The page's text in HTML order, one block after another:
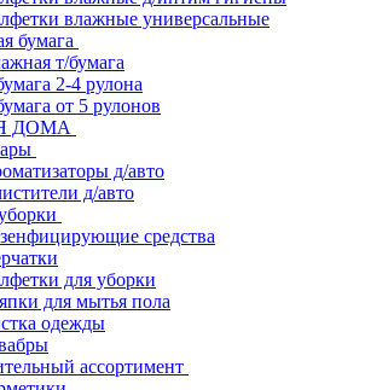
влажные универсальные
бумага
т/бумага
2-4 рулона
от 5 рулонов
ДОМА
д/авто
д/авто
средства
для уборки
для мытья пола
одежды
ассортимент